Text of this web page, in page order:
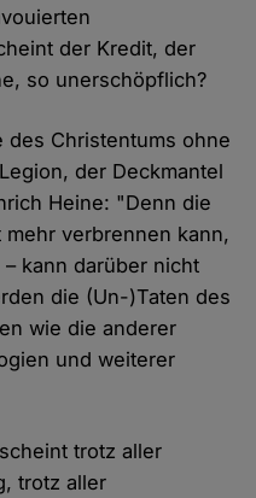
der Kredit, der
so unerschöpflich?
des Christentums ohne
der Deckmantel
Heine: "Denn die
verbrennen kann,
kann darüber nicht
die (Un-)Taten des
wie die anderer
und weiterer
trotz aller
trotz aller